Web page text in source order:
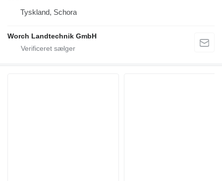
Tyskland, Schora
Worch Landtechnik GmbH